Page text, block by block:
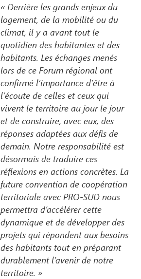
« Derrière les grands enjeux du
logement, de la mobilité ou du
climat, il y a avant tout le
quotidien des habitantes et des
habitants. Les échanges menés
lors de ce Forum régional ont
confirmé l’importance d’être à
l’écoute de celles et ceux qui
vivent le territoire au jour le jour
et de construire, avec eux, des
réponses adaptées aux défis de
demain. Notre responsabilité est
désormais de traduire ces
réflexions en actions concrètes. La
future convention de coopération
territoriale avec PRO-SUD nous
permettra d’accélérer cette
dynamique et de développer des
projets qui répondent aux besoins
des habitants tout en préparant
durablement l’avenir de notre
territoire. »